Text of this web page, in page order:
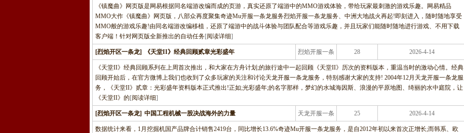
龙服务
《镇魔曲》网页版是网易根据同名端游改编而成的页游，真实还原了端游中的MMO游戏体验，带给玩家最刺激的游戏乐趣。网易精品
MMO大作《镇魔曲》网页版，八部众再度聚集奇迹Mu开服一条龙服务烈焰开服一条龙服务、中洲大地战火再起!即刻进入，随时随地享受
MMO般的游戏乐趣!由同名端游改编移植，还原了端游中的战斗体验与团队配合等游戏乐趣，并且玩家们能随时随地进行游戏、不用下载
客户端！针对网页版全新推出的自动任务[阅读详细]
[烈焰开区一条龙] 《天堂II》经典回顾贰章光彩盛年 烈焰开服一条
龙服务
28 2026-4-14
《天堂II》经典回顾系列在上周首次推出，和大家在方舟计划;的旅行途中一起回顾《天堂II》历次的资料版本，重温当时的激动心情。经典
回顾开始后，在官方微博上我们也收到了众多玩家的关注和讨论天龙开服一条龙服务，特别感谢大家的支持! 2004年12月天龙开服一条龙服
务，《天堂II》贰章：光彩盛年资料版本正式推出!正如;光彩盛年;的名字那样，梦幻的水城海因斯、浪漫的平原地图、绮丽的水中庭院，让
《天堂II》的 [阅读详细]
[烈焰开区一条龙] 中国工程机械一股决战海外的力量 天龙开服一条
龙服务
25 2026-4-14
数据统计来看，1月挖掘机国产品牌合计销售2419台，同比增长13.6%奇迹Mu开服一条龙服务，是自2012年初以来首次正增长;而韩系、欧